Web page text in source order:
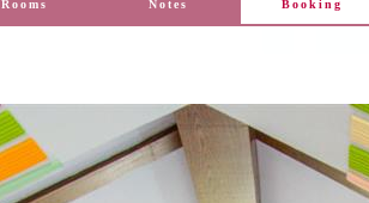
Rooms Notes Booking